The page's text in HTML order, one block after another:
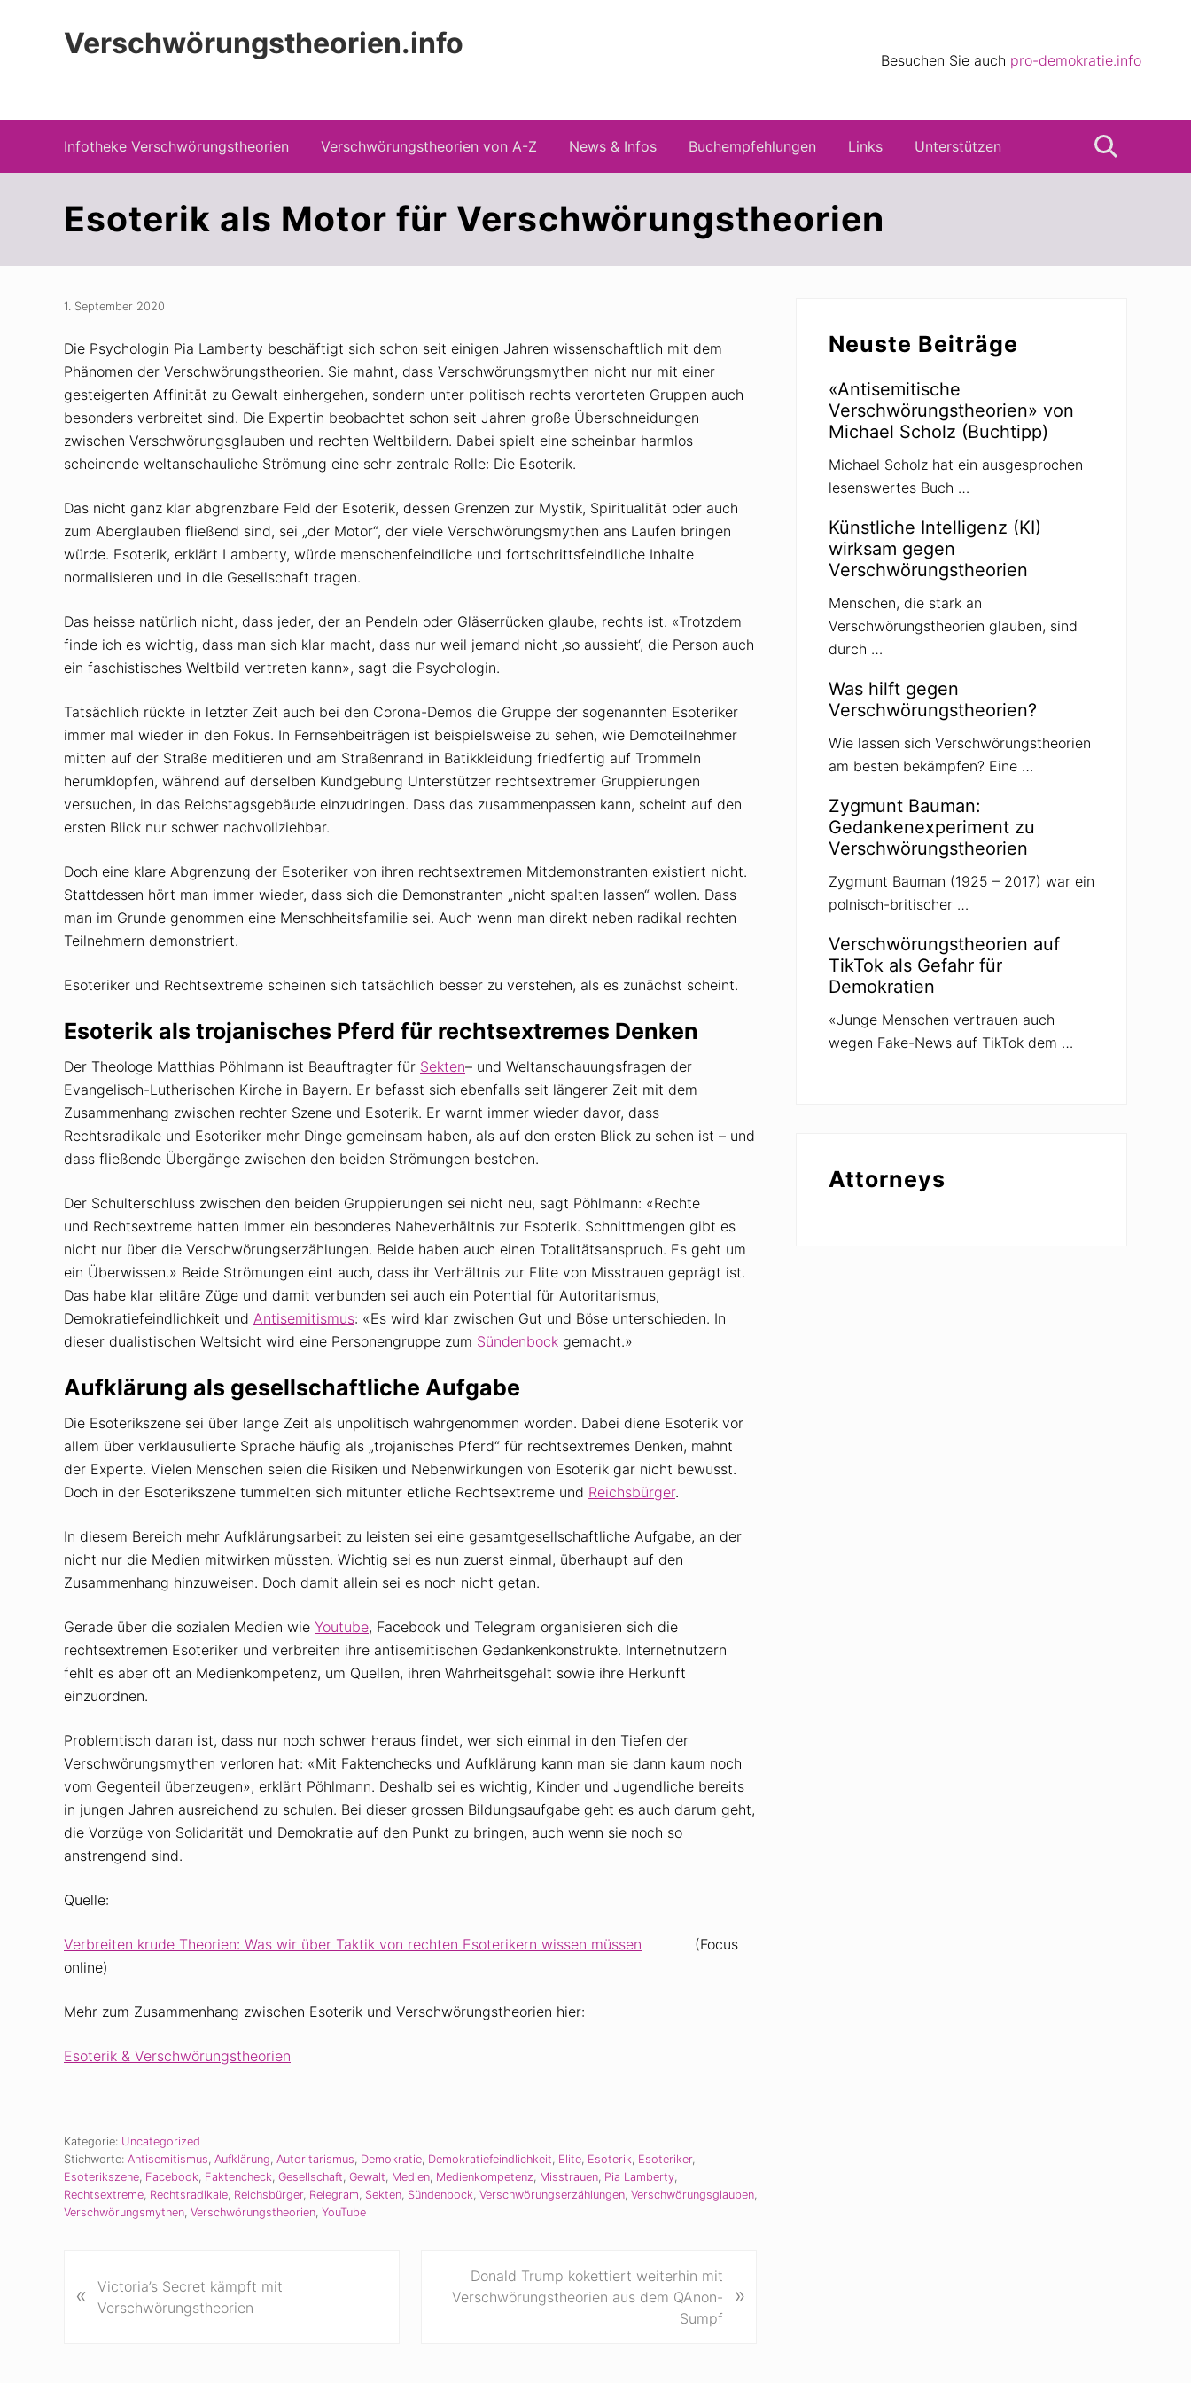
Hauptnavigation
SeitenspalteVerschwörungstheorien.info Besuchen Sie auch pro-demokratie.info
Infotheke Verschwörungstheorien Verschwörungstheorien von A-Z News & Infos Buchempfehlungen Links Unterstützen Suche
Esoterik als Motor für Verschwörungstheorien
1. September 2020
Die Psychologin Pia Lamberty beschäftigt sich schon seit einigen Jahren wissenschaftlich mit dem
Phänomen der Verschwörungstheorien. Sie mahnt, dass Verschwörungsmythen nicht nur mit einer
gesteigerten Affinität zu Gewalt einhergehen, sondern unter politisch rechts verorteten Gruppen auch
besonders verbreitet sind. Die Expertin beobachtet schon seit Jahren große Überschneidungen
zwischen Verschwörungsglauben und rechten Weltbildern. Dabei spielt eine scheinbar harmlos
scheinende weltanschauliche Strömung eine sehr zentrale Rolle: Die Esoterik.
Das nicht ganz klar abgrenzbare Feld der Esoterik, dessen Grenzen zur Mystik, Spiritualität oder auch
zum Aberglauben fließend sind, sei „der Motor“, der viele Verschwörungsmythen ans Laufen bringen
würde. Esoterik, erklärt Lamberty, würde menschenfeindliche und fortschrittsfeindliche Inhalte
normalisieren und in die Gesellschaft tragen.
Das heisse natürlich nicht, dass jeder, der an Pendeln oder Gläserrücken glaube, rechts ist. «Trotzdem
finde ich es wichtig, dass man sich klar macht, dass nur weil jemand nicht ‚so aussieht‘, die Person auch
ein faschistisches Weltbild vertreten kann», sagt die Psychologin.
Tatsächlich rückte in letzter Zeit auch bei den Corona-Demos die Gruppe der sogenannten Esoteriker
immer mal wieder in den Fokus. In Fernsehbeiträgen ist beispielsweise zu sehen, wie Demoteilnehmer
mitten auf der Straße meditieren und am Straßenrand in Batikkleidung friedfertig auf Trommeln
herumklopfen, während auf derselben Kundgebung Unterstützer rechtsextremer Gruppierungen
versuchen, in das Reichstagsgebäude einzudringen. Dass das zusammenpassen kann, scheint auf den
ersten Blick nur schwer nachvollziehbar.
Doch eine klare Abgrenzung der Esoteriker von ihren rechtsextremen Mitdemonstranten existiert nicht.
Stattdessen hört man immer wieder, dass sich die Demonstranten „nicht spalten lassen“ wollen. Dass
man im Grunde genommen eine Menschheitsfamilie sei. Auch wenn man direkt neben radikal rechten
Teilnehmern demonstriert.
Esoteriker und Rechtsextreme scheinen sich tatsächlich besser zu verstehen, als es zunächst scheint.
Esoterik als trojanisches Pferd für rechtsextremes Denken
Der Theologe Matthias Pöhlmann ist Beauftragter für Sekten– und Weltanschauungsfragen der
Evangelisch-Lutherischen Kirche in Bayern. Er befasst sich ebenfalls seit längerer Zeit mit dem
Zusammenhang zwischen rechter Szene und Esoterik. Er warnt immer wieder davor, dass
Rechtsradikale und Esoteriker mehr Dinge gemeinsam haben, als auf den ersten Blick zu sehen ist – und
dass fließende Übergänge zwischen den beiden Strömungen bestehen.
Der Schulterschluss zwischen den beiden Gruppierungen sei nicht neu, sagt Pöhlmann: «Rechte
und Rechtsextreme hatten immer ein besonderes Naheverhältnis zur Esoterik. Schnittmengen gibt es
nicht nur über die Verschwörungserzählungen. Beide haben auch einen Totalitätsanspruch. Es geht um
ein Überwissen.» Beide Strömungen eint auch, dass ihr Verhältnis zur Elite von Misstrauen geprägt ist.
Das habe klar elitäre Züge und damit verbunden sei auch ein Potential für Autoritarismus,
Demokratiefeindlichkeit und Antisemitismus: «Es wird klar zwischen Gut und Böse unterschieden. In
dieser dualistischen Weltsicht wird eine Personengruppe zum Sündenbock gemacht.»
Aufklärung als gesellschaftliche Aufgabe
Die Esoterikszene sei über lange Zeit als unpolitisch wahrgenommen worden. Dabei diene Esoterik vor
allem über verklausulierte Sprache häufig als „trojanisches Pferd“ für rechtsextremes Denken, mahnt
der Experte. Vielen Menschen seien die Risiken und Nebenwirkungen von Esoterik gar nicht bewusst.
Doch in der Esoterikszene tummelten sich mitunter etliche Rechtsextreme und Reichsbürger.
In diesem Bereich mehr Aufklärungsarbeit zu leisten sei eine gesamtgesellschaftliche Aufgabe, an der
nicht nur die Medien mitwirken müssten. Wichtig sei es nun zuerst einmal, überhaupt auf den
Zusammenhang hinzuweisen. Doch damit allein sei es noch nicht getan.
Gerade über die sozialen Medien wie Youtube, Facebook und Telegram organisieren sich die
rechtsextremen Esoteriker und verbreiten ihre antisemitischen Gedankenkonstrukte. Internetnutzern
fehlt es aber oft an Medienkompetenz, um Quellen, ihren Wahrheitsgehalt sowie ihre Herkunft
einzuordnen.
Problemtisch daran ist, dass nur noch schwer heraus findet, wer sich einmal in den Tiefen der
Verschwörungsmythen verloren hat: «Mit Faktenchecks und Aufklärung kann man sie dann kaum noch
vom Gegenteil überzeugen», erklärt Pöhlmann. Deshalb sei es wichtig, Kinder und Jugendliche bereits
in jungen Jahren ausreichend zu schulen. Bei dieser grossen Bildungsaufgabe geht es auch darum geht,
die Vorzüge von Solidarität und Demokratie auf den Punkt zu bringen, auch wenn sie noch so
anstrengend sind.
Quelle:
Verbreiten krude Theorien: Was wir über Taktik von rechten Esoterikern wissen müssen (Focus
online)
Mehr zum Zusammenhang zwischen Esoterik und Verschwörungstheorien hier:
Esoterik & Verschwörungstheorien
Kategorie: Uncategorized
Stichworte: Antisemitismus Aufklärung Autoritarismus Demokratie Demokratiefeindlichkeit Elite Esoterik Esoteriker,
Esoterikszene Facebook Faktencheck Gesellschaft Gewalt Medien Medienkompetenz Misstrauen Pia Lamberty
Rechtsextreme Rechtsradikale Reichsbürger, Relegram Sekten Sündenbock Verschwörungserzählungen Verschwörungsglauben
Verschwörungsmythen Verschwörungstheorien YouTube
o
«
Victoria’s Secret kämpft mit
Verschwörungstheorien
Donald Trump kokettiert weiterhin mit
Verschwörungstheorien aus dem QAnon-
Sumpf
»
Neuste Beiträge
«Antisemitische
Verschwörungstheorien» von
Michael Scholz (Buchtipp)
Michael Scholz hat ein ausgesprochen
lesenswertes Buch …
Künstliche Intelligenz (KI)
wirksam gegen
Verschwörungstheorien
Menschen, die stark an
Verschwörungstheorien glauben, sind
durch …
Was hilft gegen
Verschwörungstheorien?
Wie lassen sich Verschwörungstheorien
am besten bekämpfen? Eine …
Zygmunt Bauman:
Gedankenexperiment zu
Verschwörungstheorien
Zygmunt Bauman (1925 – 2017) war ein
polnisch-britischer …
Verschwörungstheorien auf
TikTok als Gefahr für
Demokratien
«Junge Menschen vertrauen auch
wegen Fake-News auf TikTok dem …
Attorneys